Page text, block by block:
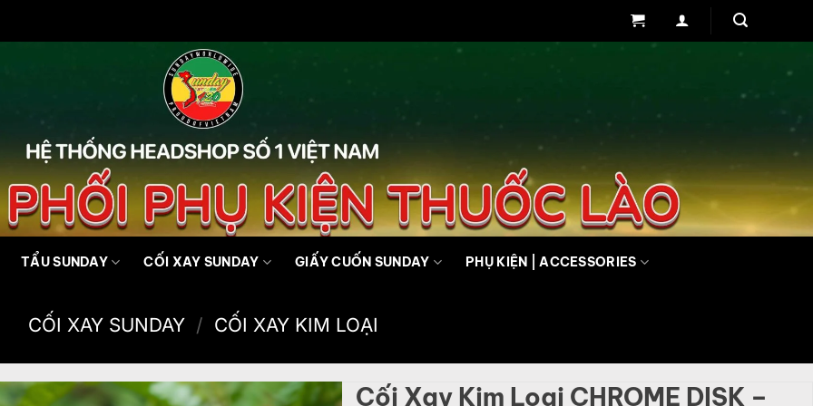
TẨU SUNDAY CỐI XAY SUNDAY GIẤY CUỐN SUNDAY PHỤ KIỆN | ACCESSORIES
CỐI XAY SUNDAY / CỐI XAY KIM LOẠI
Cối Xay Kim Loại CHROME DISK –